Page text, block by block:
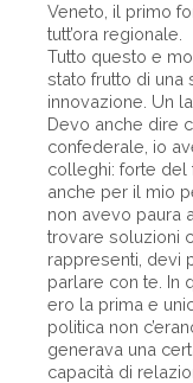
Veneto, il primo
tutt’ora regionale.
Tutto questo e
stato frutto di una
innovazione. Un
Devo anche dire
confederale, io
colleghi: forte del
anche per il mio
non avevo paura
trovare soluzioni
rappresenti, devi
parlare con te. In
ero la prima e
politica non
generava una
capacità di